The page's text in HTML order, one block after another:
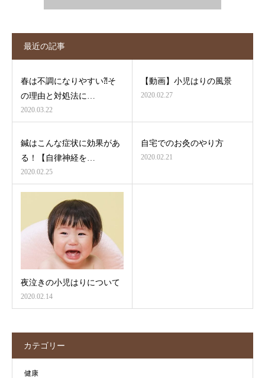
最近の記事
春は不調になりやすい⁈そ
の理由と対処法に…
2020.03.22
【動画】小児はりの風景
2020.02.27
鍼はこんな症状に効果があ
る！【自律神経を…
2020.02.25
自宅でのお灸のやり方
2020.02.21
夜泣きの小児はりについて
2020.02.14
カテゴリー
健康